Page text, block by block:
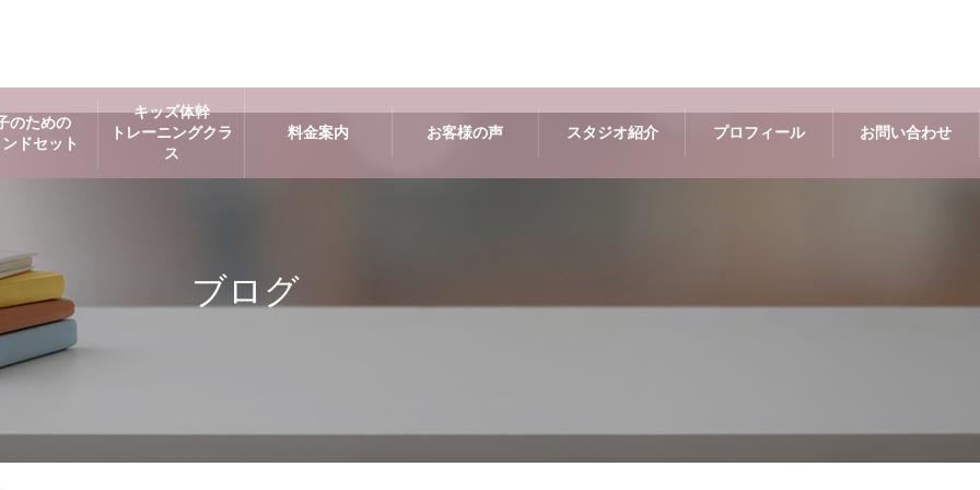
のための
ドセット
キッズ体幹
トレーニングクラ
ス
料金案内 お客様の声 スタジオ紹介 プロフィール お問い合わせ
ブログ